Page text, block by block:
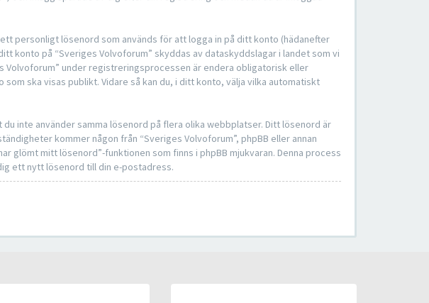
personligt lösenord som används för att logga in på ditt konto (hädanefter
konto på “Sveriges Volvoforum” skyddas av dataskyddslagar i landet som vi
Volvoforum” under registreringsprocessen är endera obligatorisk eller
ska visas publikt. Vidare så kan du, i ditt konto, välja vilka automatiskt
inte använder samma lösenord på flera olika webbplatser. Ditt lösenord är
kommer någon från “Sveriges Volvoforum”, phpBB eller annan
glömt mitt lösenord”-funktionen som finns i phpBB mjukvaran. Denna process
ett nytt lösenord till din e-postadress.